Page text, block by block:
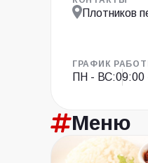
Плотников
ГРАФИК
ПН - ВС:09:00
Меню